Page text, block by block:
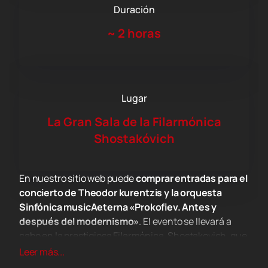
Duración
~ 2 horas
Lugar
La Gran Sala de la Filarmónica
Shostakóvich
En nuestro sitio web puedecomprar entradas para el
concierto de Theodor kurentzis y la orquesta
Sinfónica musicAeterna «Prokofiev. Antes y
después del modernismo». El evento se llevará a
cabo en la prestigiosa Filarmónica. Shostakovich, que
es conocida por su magnífica sala acústica y su rica
Leer más...